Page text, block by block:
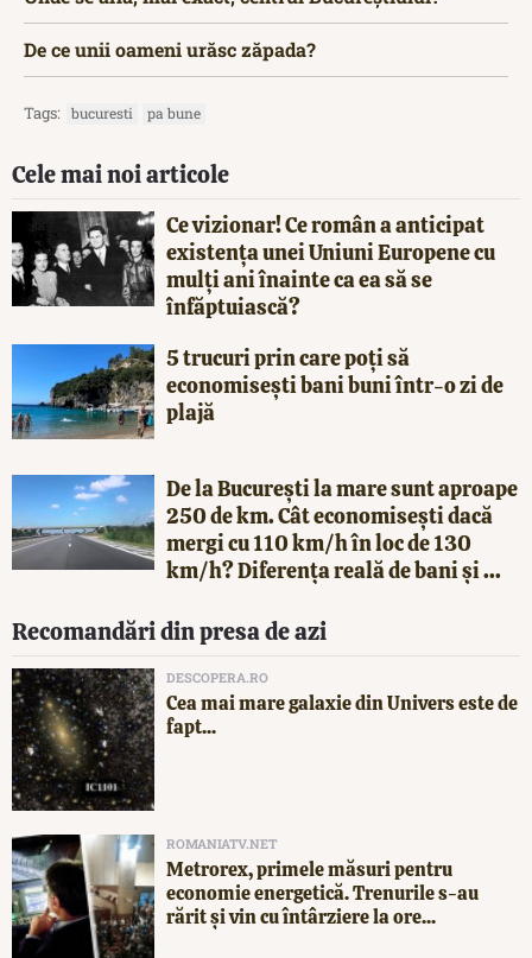
De ce unii oameni urăsc zăpada?
Tags: bucuresti pa bune
Cele mai noi articole
Ce vizionar! Ce român a anticipat
existența unei Uniuni Europene cu
mulți ani înainte ca ea să se
înfăptuiască?
5 trucuri prin care poți să
economisești bani buni într-o zi de
plajă
De la București la mare sunt aproape
250 de km. Cât economisești dacă
mergi cu 110 km/h în loc de 130
km/h? Diferența reală de bani și ...
Recomandări din presa de azi
DESCOPERA.RO
Cea mai mare galaxie din Univers este de
fapt...
ROMANIATV.NET
Metrorex, primele măsuri pentru
economie energetică. Trenurile s-au
rărit și vin cu întârziere la ore...